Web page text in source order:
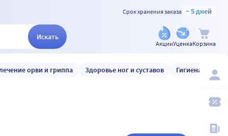
Срок хранения заказа ~ 5 дней
Искать
АкцииУценкаКорзина
орви и гриппа Здоровье ног и суставов Гигиена и уход